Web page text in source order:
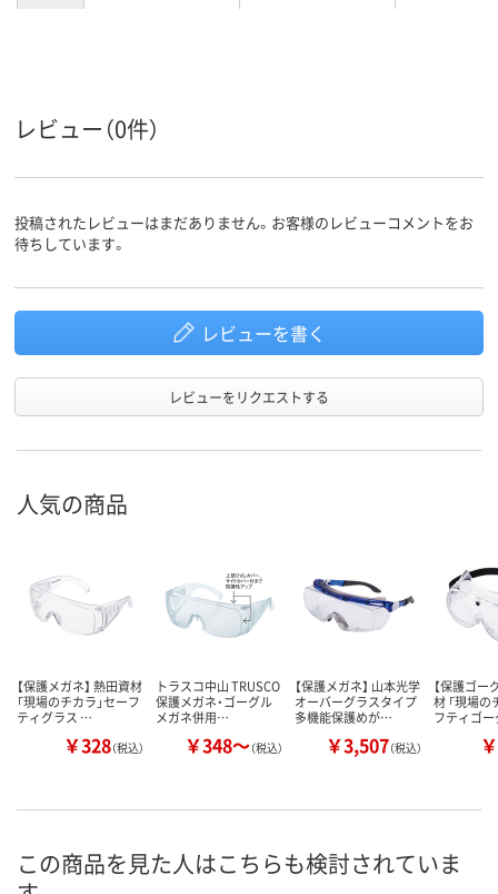
レビュー（0件）
投稿されたレビューはまだありません。お客様のレビューコメントをお
待ちしています。
レビューを書く
レビューをリクエストする
人気の商品
【保護メガネ】 熱田資材
「現場のチカラ」セーフ
ティグラス …
￥328（税込）
トラスコ中山 TRUSCO
保護メガネ・ゴーグル
メガネ併用…
￥348～（税込）
【保護メガネ】 山本光学
オーバーグラスタイプ
多機能保護めが…
￥3,507（税込）
【保護ゴー
材 「現場の
フティゴ
この商品を見た人はこちらも検討されていま